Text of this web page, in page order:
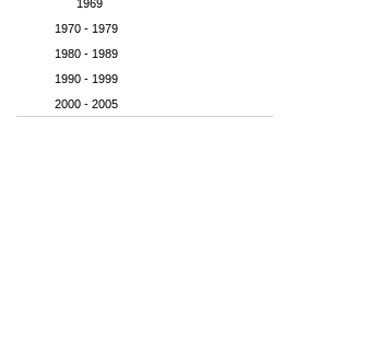
1969
1970 - 1979
1980 - 1989
1990 - 1999
2000 - 2005